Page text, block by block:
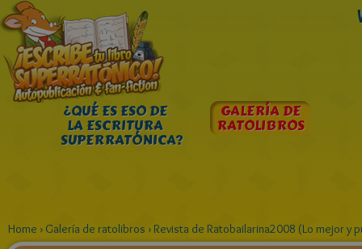
¿QUÉ ES ESO DE
LA ESCRITURA
SUPERRATÓNICA?
GALERÍA DE
RATOLIBROS
Home › Galería de ratolibros ›Revista de Ratobailarina2008 (Lo mejor y